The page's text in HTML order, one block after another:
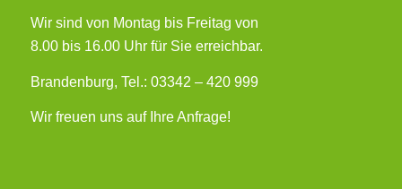
Wir sind von Montag bis Freitag von
8.00 bis 16.00 Uhr für Sie erreichbar.
Brandenburg, Tel.: 03342 – 420 999
Wir freuen uns auf Ihre Anfrage!